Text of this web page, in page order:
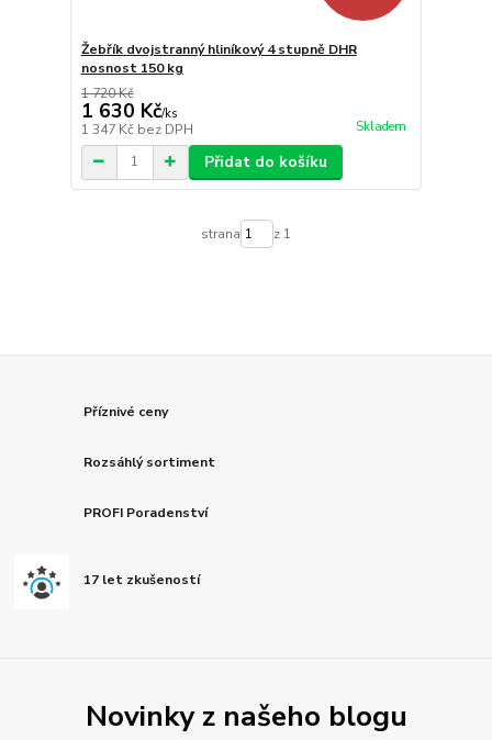
Žebřík dvojstranný hliníkový 4 stupně DHR
nosnost 150 kg
1 720 Kč
1 630 Kč/ks
1 347 Kč bez DPH Skladem
Přidat do košíku
strana z 1
Příznivé ceny
Rozsáhlý sortiment
PROFI Poradenství
17 let zkušeností
Novinky z našeho blogu